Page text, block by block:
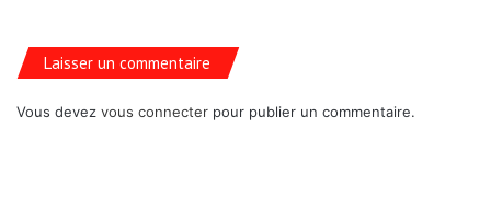
Laisser un commentaire
Vous devez vous connecter pour publier un commentaire.